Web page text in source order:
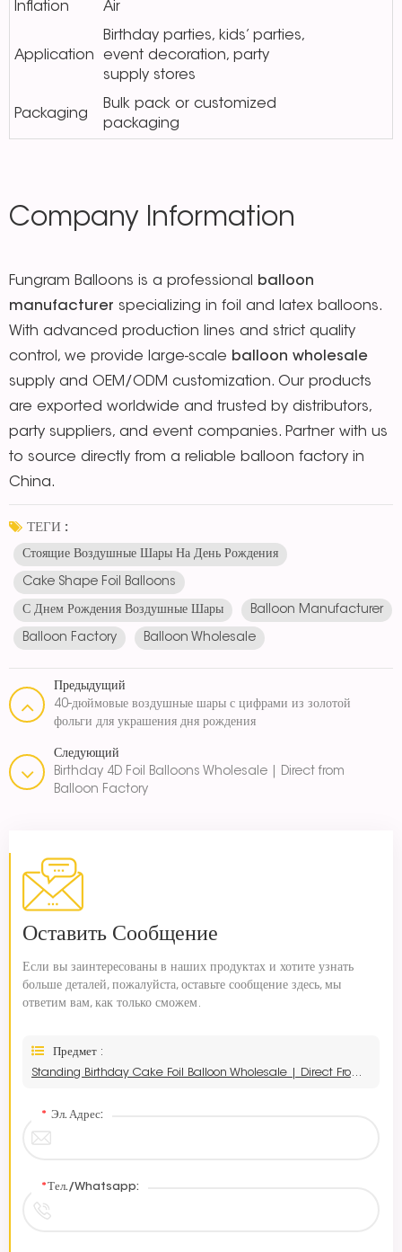
Inflation Air
Application
Birthday parties, kids’ parties,
event decoration, party
supply stores
Packaging
Bulk pack or customized
packaging
Company Information
Fungram Balloons is a professional balloon
manufacturer specializing in foil and latex balloons.
With advanced production lines and strict quality
control, we provide large-scale balloon wholesale
supply and OEM/ODM customization. Our products
are exported worldwide and trusted by distributors,
party suppliers, and event companies. Partner with us
to source directly from a reliable balloon factory in
China.
ТЕГИ :
Стоящие Воздушные Шары На День Рождения
Cake Shape Foil Balloons
С Днем Рождения Воздушные Шары Balloon Manufacturer
Balloon Factory Balloon Wholesale
Предыдущий
40-дюймовые воздушные шары с цифрами из золотой
фольги для украшения дня рождения
Следующий
Birthday 4D Foil Balloons Wholesale | Direct from
Balloon Factory
Оставить Сообщение
Если вы заинтересованы в наших продуктах и хотите узнать
больше деталей, пожалуйста, оставьте сообщение здесь, мы
ответим вам, как только сможем.
Предмет :
Standing Birthday Cake Foil Balloon Wholesale | Direct From Balloon Factory
* Эл. Адрес:
*Тел./Whatsapp: